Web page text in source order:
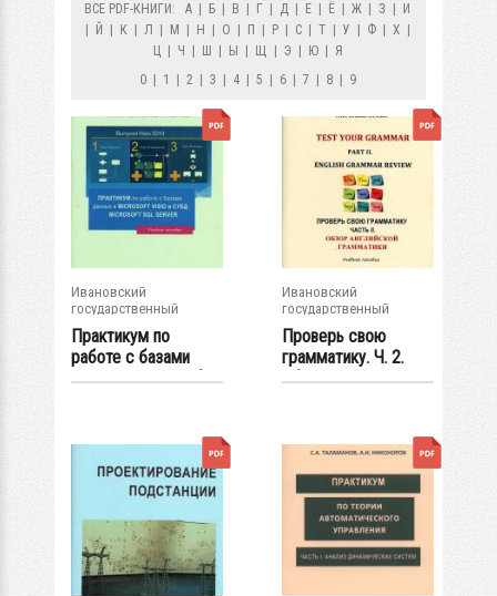
ВСЕ PDF-КНИГИ: А Б В Г Д Е Ё Ж З
И
Й К Л М Н О П Р С Т У Ф Х
Ц
Ч Ш Ы Щ Э Ю
Я
0
1 2 3 4 5 6 7 8 9
Ивановский
государственный
энергетический...
Практикум по
работе с базами
данных в Microsoft...
Ивановский
государственный
энергетический...
Проверь свою
грамматику. Ч. 2.
Обзор грамматики...